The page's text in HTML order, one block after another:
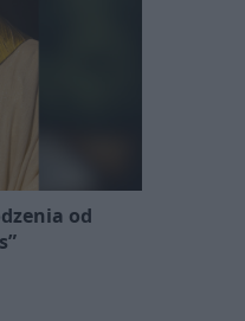
od